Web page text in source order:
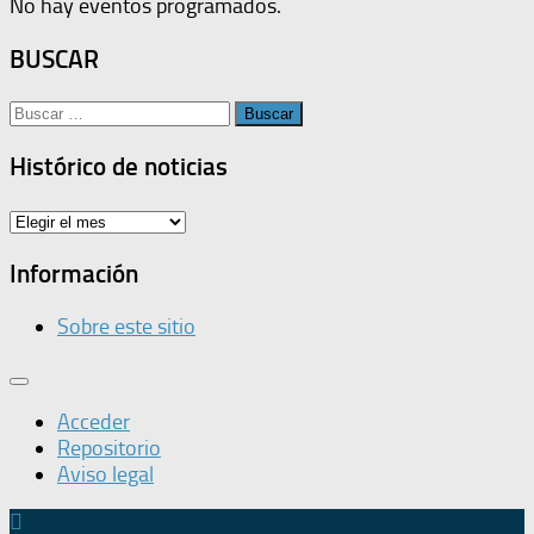
No hay eventos programados.
BUSCAR
Buscar:
Histórico de noticias
Histórico
noticias
Información
Sobre este sitio
Acceder
Repositorio
Aviso legal